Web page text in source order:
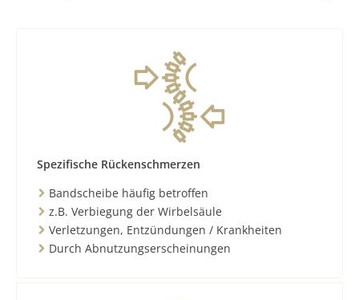
Spezifische Rückenschmerzen
Bandscheibe häufig betroffen
z.B. Verbiegung der Wirbelsäule
Verletzungen, Entzündungen / Krankheiten
Durch Abnutzungserscheinungen